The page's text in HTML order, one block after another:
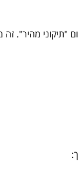
"תיקוני מהיר".